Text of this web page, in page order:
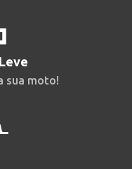
sua moto!